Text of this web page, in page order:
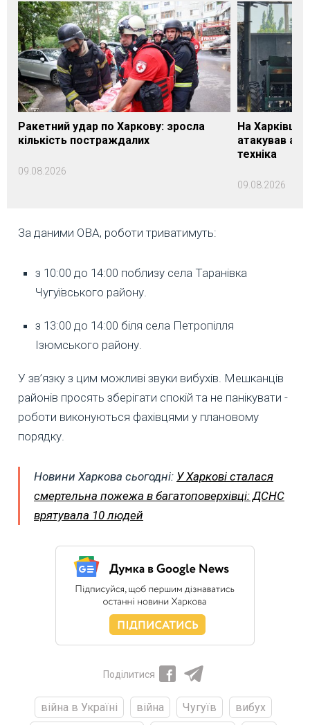
Ракетний удар по Харкову: зросла
кількість постраждалих
09.08.2026
На
атакував
техніка
09.08.2026
За даними ОВА, роботи триватимуть:
з 10:00 до 14:00 поблизу села Таранівка
Чугуївського району.
з 13:00 до 14:00 біля села Петропілля
Ізюмського району.
У зв’язку з цим можливі звуки вибухів. Мешканців
районів просять зберігати спокій та не панікувати -
роботи виконуються фахівцями у плановому
порядку.
Новини Харкова сьогодні: У Харкові сталася
смертельна пожежа в багатоповерхівці: ДСНС
врятувала 10 людей
Поділитися
війна в Україні війна Чугуїв
вибух